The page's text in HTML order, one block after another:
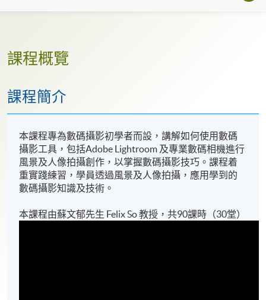
課程概覽
課程簡介
本課程專為數碼攝影初學者而設，講解如何使用數碼
攝影工具，包括Adobe Lightroom 及專業數碼相機進行
風景及人像拍攝創作，以掌握數碼攝影技巧。課程着
重實踐練習，學員透過風景及人像拍攝，應用學到的
數碼攝影知識及技術。
本課程由蘇文郁先生 Felix So 教授，共90課時（30堂）